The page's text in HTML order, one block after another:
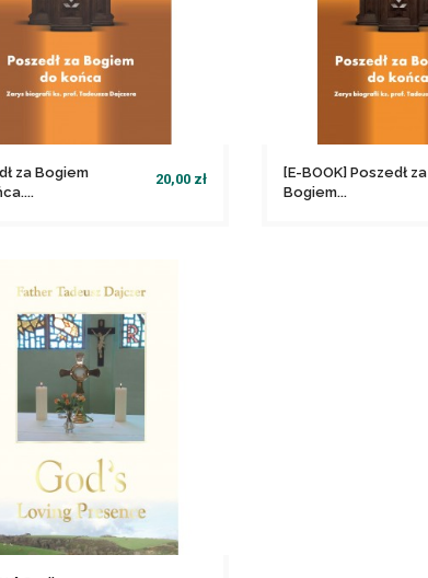
za Bogiem
20,00 zł
[E-BOOK] Poszedł za
Bogiem...